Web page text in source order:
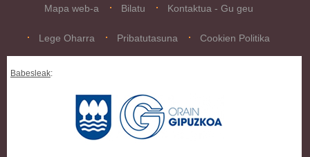
Mapa web-a Bilatu Kontaktua - Gu geu
Lege Oharra Pribatutasuna Cookien Politika
Babesleak: